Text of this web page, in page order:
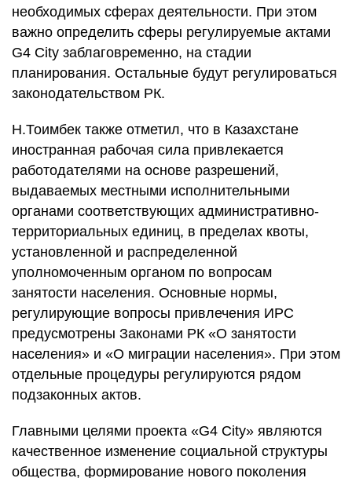
необходимых сферах деятельности. При этом
важно определить сферы регулируемые актами
G4 City заблаговременно, на стадии
планирования. Остальные будут регулироваться
законодательством РК.
Н.Тоимбек также отметил, что в Казахстане
иностранная рабочая сила привлекается
работодателями на основе разрешений,
выдаваемых местными исполнительными
органами соответствующих административно-
территориальных единиц, в пределах квоты,
установленной и распределенной
уполномоченным органом по вопросам
занятости населения. Основные нормы,
регулирующие вопросы привлечения ИРС
предусмотрены Законами РК «О занятости
населения» и «О миграции населения». При этом
отдельные процедуры регулируются рядом
подзаконных актов.
Главными целями проекта «G4 City» являются
качественное изменение социальной структуры
общества, формирование нового поколения